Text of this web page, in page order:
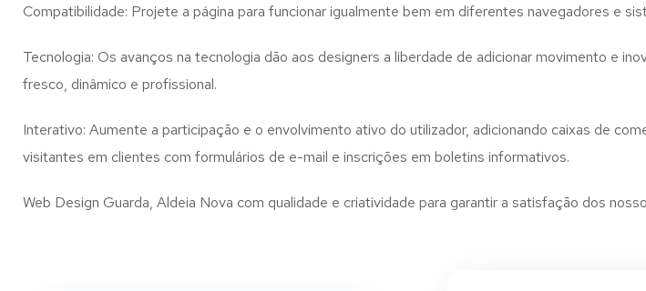
Compatibilidade: Projete a página para funcionar igualmente bem em diferentes navegadores e
Tecnologia: Os avanços na tecnologia dão aos designers a liberdade de adicionar movimento e
fresco, dinâmico e profissional.
Interativo: Aumente a participação e o envolvimento ativo do utilizador, adicionando caixas de
visitantes em clientes com formulários de e-mail e inscrições em boletins informativos.
Web Design Guarda, Aldeia Nova com qualidade e criatividade para garantir a satisfação dos